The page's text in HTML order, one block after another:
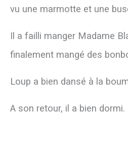
vu une marmotte et une
Il a failli manger Madame
finalement mangé des
Loup a bien dansé à la
A son retour, il a bien dormi.